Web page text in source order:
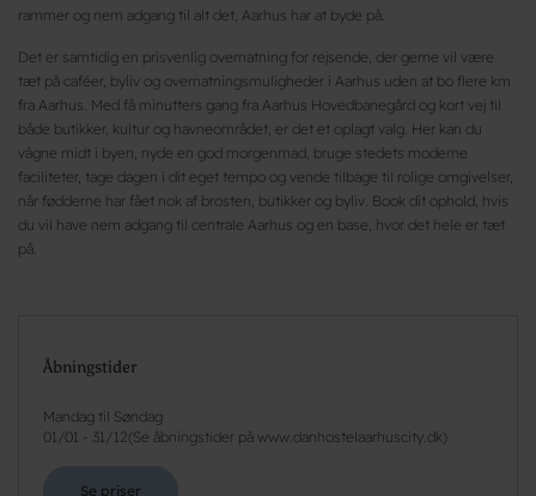
rammer og nem adgang til alt det, Aarhus har at byde på.
Det er samtidig en prisvenlig overnatning for rejsende, der gerne vil være
tæt på caféer, byliv og overnatningsmuligheder i Aarhus uden at bo flere km
fra Aarhus. Med få minutters gang fra Aarhus Hovedbanegård og kort vej til
både butikker, kultur og havneområdet, er det et oplagt valg. Her kan du
vågne midt i byen, nyde en god morgenmad, bruge stedets moderne
faciliteter, tage dagen i dit eget tempo og vende tilbage til rolige omgivelser,
når fødderne har fået nok af brosten, butikker og byliv. Book dit ophold, hvis
du vil have nem adgang til centrale Aarhus og en base, hvor det hele er tæt
på.
Åbningstider
Mandag til Søndag
01/01 - 31/12( Se åbningstider på www.danhostelaarhuscity.dk)
Se priser